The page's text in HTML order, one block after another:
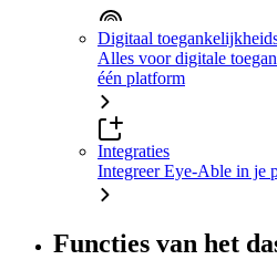
Digitaal
Alles voor digitale
één platform
Integraties
Integreer Eye-Able in je
Functies van het